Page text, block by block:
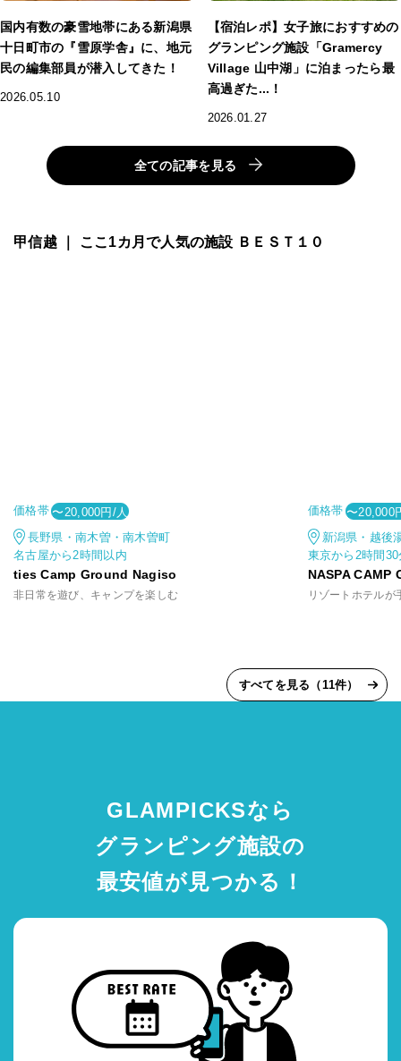
国内有数の豪雪地帯にある新潟県
十日町市の『雪原学舎』に、地元
民の編集部員が潜入してきた！
2026.05.10
【宿泊レポ】女子旅におすすめの
グランピング施設「Gramercy
Village 山中湖」に泊まったら最
高過ぎた...！
2026.01.27
全ての記事を見る
甲信越 ｜ ここ1カ月で人気の施設 ＢＥＳＴ１０
価格帯 〜20,000円/人
長野県・南木曽・南木曽町
名古屋から2時間以内
ties Camp Ground Nagiso
非日常を遊び、キャンプを楽しむ
価格帯 〜20,000
新潟県・越後
東京から2時間
NASPA CAMP
すべてを見る（11件）
GLAMPICKSなら
グランピング施設の
最安値が見つかる！